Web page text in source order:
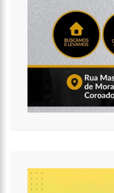
22:10
PRÉ-
ARTHUR AO
MAIS DE 50
VACINA CONTRA
MORADORES